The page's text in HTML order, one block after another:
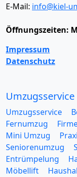
E-Mail: info@kiel-
Öffnungszeiten:
Impressum
Datenschutz
Umzugsservice
Umzugsservice
Fernumzug
Mini Umzug
Seniorenumzug
Entrümpelung
Möbellift